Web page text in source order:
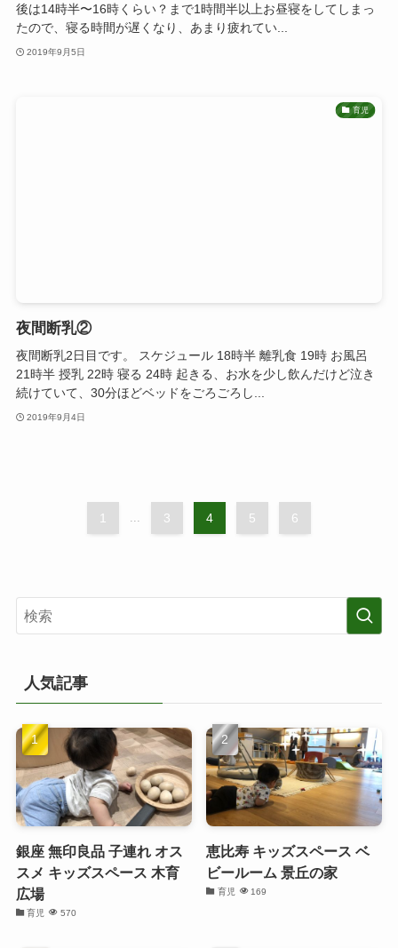
後は14時半〜16時くらい？まで1時間半以上お昼寝をしてしまっ
たので、寝る時間が遅くなり、あまり疲れてい...
2019年9月5日
育児
夜間断乳②
夜間断乳2日目です。 スケジュール 18時半 離乳食 19時 お風呂
21時半 授乳 22時 寝る 24時 起きる、お水を少し飲んだけど泣き
続けていて、30分ほどベッドをごろごろし...
2019年9月4日
1 ... 3 4 5 6
人気記事
銀座 無印良品 子連れ オス
スメ キッズスペース 木育
広場
育児 570
恵比寿 キッズスペース ベ
ビールーム 景丘の家
育児 169